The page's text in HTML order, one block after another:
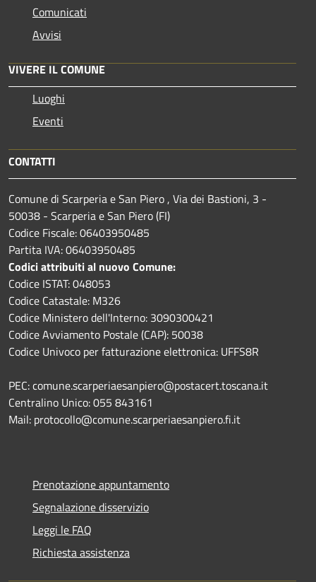
Comunicati
Avvisi
VIVERE IL COMUNE
Luoghi
Eventi
CONTATTI
Comune di Scarperia e San Piero , Via dei Bastioni, 3 -
50038 - Scarperia e San Piero (FI)
Codice Fiscale: 06403950485
Partita IVA: 06403950485
Codici attribuiti al nuovo Comune:
Codice ISTAT: 048053
Codice Catastale: M326
Codice Ministero dell'Interno: 3090300421
Codice Avviamento Postale (CAP): 50038
Codice Univoco per fatturazione elettronica: UFFS8R
PEC: comune.scarperiaesanpiero@postacert.toscana.it
Centralino Unico: 055 843161
Mail: protocollo@comune.scarperiaesanpiero.fi.it
Prenotazione appuntamento
Segnalazione disservizio
Leggi le FAQ
Richiesta assistenza